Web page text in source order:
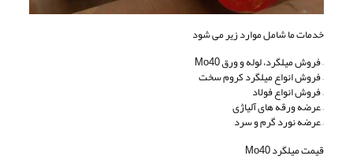
خدمات ما شامل موارد زیر می شود
– فروش میلگرد، لوله و ورق Mo40
– فروش انواع میلگرد کروم سخت
– فروش انواع فولاد
– عرضه ورقه های آلیاژی
– عرضه نورد گرم و سرد
قیمت میلگرد Mo40